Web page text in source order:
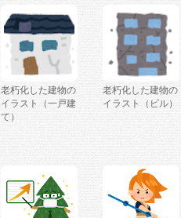
老朽化した建物の
イラスト（一戸建
て）
老朽化した建物の
イラスト（ビル）